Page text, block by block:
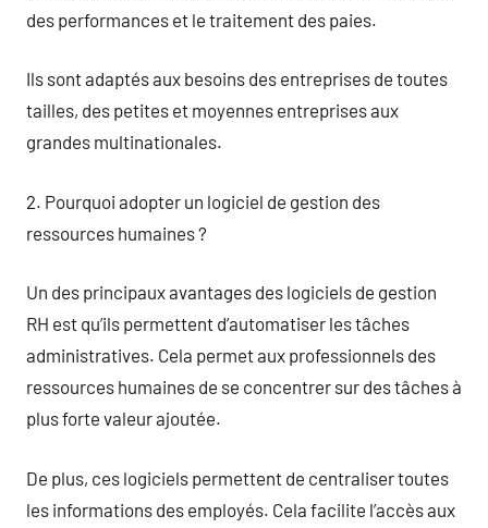
des performances et le traitement des paies.
Ils sont adaptés aux besoins des entreprises de toutes
tailles, des petites et moyennes entreprises aux
grandes multinationales.
2. Pourquoi adopter un logiciel de gestion des
ressources humaines ?
Un des principaux avantages des logiciels de gestion
RH est qu’ils permettent d’automatiser les tâches
administratives. Cela permet aux professionnels des
ressources humaines de se concentrer sur des tâches à
plus forte valeur ajoutée.
De plus, ces logiciels permettent de centraliser toutes
les informations des employés. Cela facilite l’accès aux